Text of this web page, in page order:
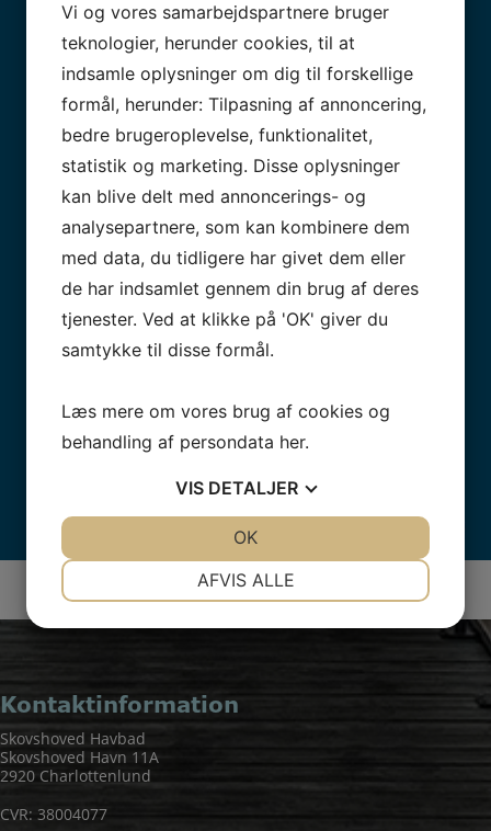
Kontaktinformation
Skovshoved Havbad
Skovshoved Havn 11A
2920 Charlottenlund
CVR: 38004077
Vi og vores samarbejdspartnere bruger
teknologier, herunder cookies, til at
indsamle oplysninger om dig til forskellige
formål, herunder: Tilpasning af annoncering,
bedre brugeroplevelse, funktionalitet,
statistik og marketing. Disse oplysninger
kan blive delt med annoncerings- og
analysepartnere, som kan kombinere dem
med data, du tidligere har givet dem eller
de har indsamlet gennem din brug af deres
tjenester. Ved at klikke på 'OK' giver du
samtykke til disse formål.
Læs mere om vores brug af cookies og
behandling af persondata her.
VIS DETALJER
AFVIS ALLE
OK